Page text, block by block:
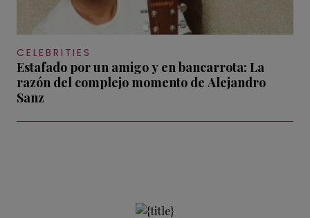
CELEBRITIES
Estafado por un amigo y en bancarrota: La
razón del complejo momento de Alejandro
Sanz